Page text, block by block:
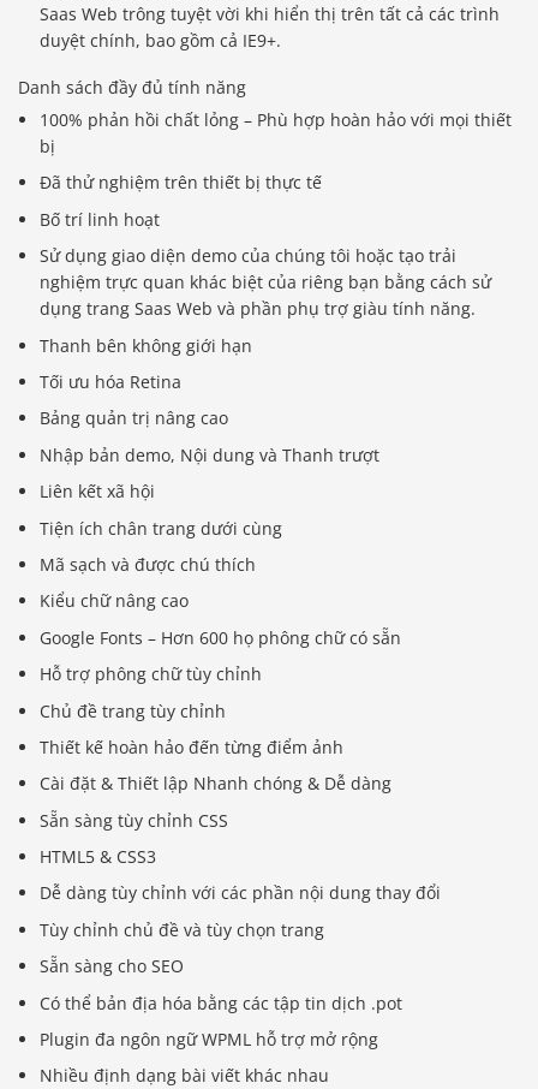
Saas Web trông tuyệt vời khi hiển thị trên tất cả các trình
duyệt chính, bao gồm cả IE9+.
Danh sách đầy đủ tính năng
100% phản hồi chất lỏng – Phù hợp hoàn hảo với mọi thiết
bị
Đã thử nghiệm trên thiết bị thực tế
Bố trí linh hoạt
Sử dụng giao diện demo của chúng tôi hoặc tạo trải
nghiệm trực quan khác biệt của riêng bạn bằng cách sử
dụng trang Saas Web và phần phụ trợ giàu tính năng.
Thanh bên không giới hạn
Tối ưu hóa Retina
Bảng quản trị nâng cao
Nhập bản demo, Nội dung và Thanh trượt
Liên kết xã hội
Tiện ích chân trang dưới cùng
Mã sạch và được chú thích
Kiểu chữ nâng cao
Google Fonts – Hơn 600 họ phông chữ có sẵn
Hỗ trợ phông chữ tùy chỉnh
Chủ đề trang tùy chỉnh
Thiết kế hoàn hảo đến từng điểm ảnh
Cài đặt & Thiết lập Nhanh chóng & Dễ dàng
Sẵn sàng tùy chỉnh CSS
HTML5 & CSS3
Dễ dàng tùy chỉnh với các phần nội dung thay đổi
Tùy chỉnh chủ đề và tùy chọn trang
Sẵn sàng cho SEO
Có thể bản địa hóa bằng các tập tin dịch .pot
Plugin đa ngôn ngữ WPML hỗ trợ mở rộng
Nhiều định dạng bài viết khác nhau
Báo giá & Đặt hàng:
0903.976.769